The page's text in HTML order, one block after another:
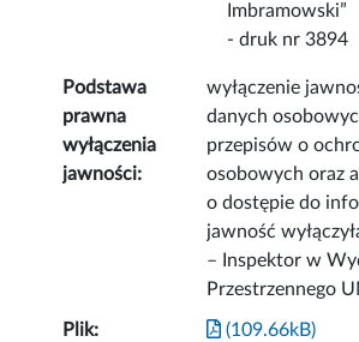
Imbramowski”
- druk nr 3894
Podstawa
prawna
wyłączenia
jawności:
wyłączenie
danych
przepisów o
osobowych oraz
o dostępie do
jawność
– Inspektor w
Przestrzennego
Plik: (109.66kB)